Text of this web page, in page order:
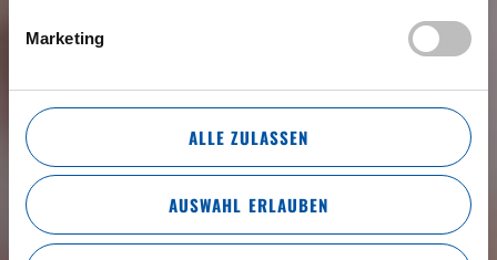
Marketing
ALLE ZULASSEN
AUSWAHL ERLAUBEN
WILLKOMMEN IM HOFBRÄU